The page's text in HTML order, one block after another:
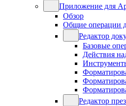
Приложение для
Обзор
Общие операции
Редактор
Базовые
Действия
Редактор